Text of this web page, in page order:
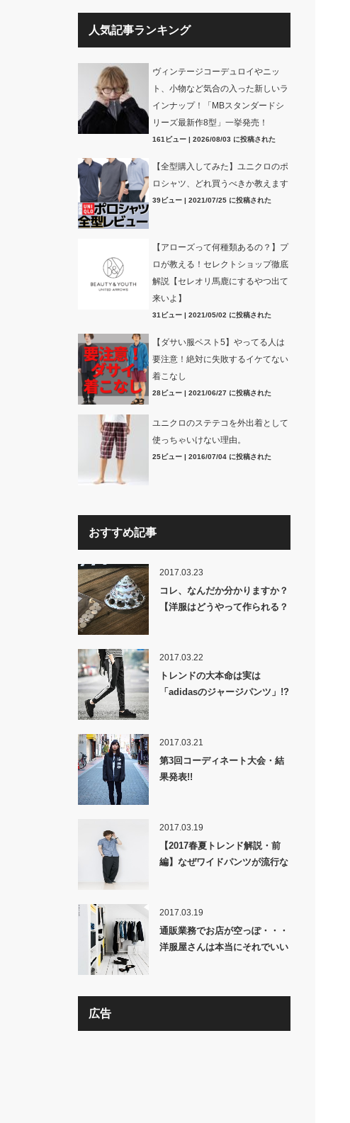
人気記事ランキング
ヴィンテージコーデュロイやニッ
ト、小物など気合の入った新しいラ
インナップ！「MBスタンダードシ
リーズ最新作8型」一挙発売！
161ビュー| 2026/08/03 に投稿された
【全型購入してみた】ユニクロのポ
ロシャツ、どれ買うべきか教えます
39ビュー| 2021/07/25 に投稿された
【アローズって何種類あるの？】プ
ロが教える！セレクトショップ徹底
解説【セレオリ馬鹿にするやつ出て
来いよ】
31ビュー| 2021/05/02 に投稿された
【ダサい服ベスト5】やってる人は
要注意！絶対に失敗するイケてない
着こなし
28ビュー| 2021/06/27 に投稿された
ユニクロのステテコを外出着として
使っちゃいけない理由。
25ビュー| 2016/07/04 に投稿された
おすすめ記事
2017.03.23
コレ、なんだか分かりますか？
【洋服はどうやって作られる？
2017.03.22
トレンドの大本命は実は
「adidasのジャージパンツ」!?
2017.03.21
第3回コーディネート大会・結
果発表!!
2017.03.19
【2017春夏トレンド解説・前
編】なぜワイドパンツが流行な
2017.03.19
通販業務でお店が空っぽ・・・
洋服屋さんは本当にそれでいい
広告